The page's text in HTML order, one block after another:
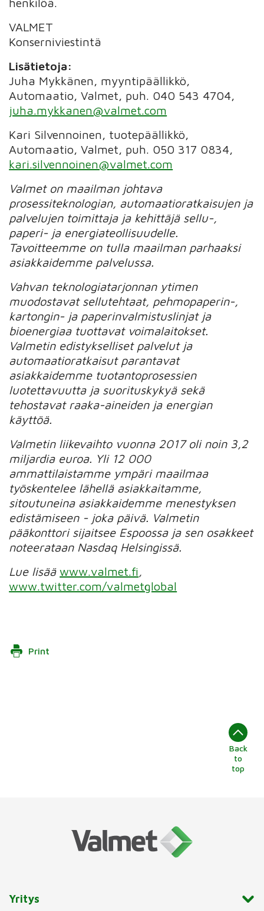
VALMET
Konserniviestintä
Lisätietoja:
Juha Mykkänen, myyntipäällikkö,
Automaatio, Valmet, puh. 040 543 4704,
juha.mykkanen@valmet.com
Kari Silvennoinen, tuotepäällikkö,
Automaatio, Valmet, puh. 050 317 0834,
kari.silvennoinen@valmet.com
Valmet on maailman johtava
prosessiteknologian, automaatioratkaisujen ja
palvelujen toimittaja ja kehittäjä sellu-,
paperi- ja energiateollisuudelle.
Tavoitteemme on tulla maailman parhaaksi
asiakkaidemme palvelussa.
Vahvan teknologiatarjonnan ytimen
muodostavat sellutehtaat, pehmopaperin-,
kartongin- ja paperinvalmistuslinjat ja
bioenergiaa tuottavat voimalaitokset.
Valmetin edistykselliset palvelut ja
automaatioratkaisut parantavat
asiakkaidemme tuotantoprosessien
luotettavuutta ja suorituskykyä sekä
tehostavat raaka-aineiden ja energian
käyttöä.
Valmetin liikevaihto vuonna 2017 oli noin 3,2
miljardia euroa. Yli 12 000
ammattilaistamme ympäri maailmaa
työskentelee lähellä asiakkaitamme,
sitoutuneina asiakkaidemme menestyksen
edistämiseen - joka päivä. Valmetin
pääkonttori sijaitsee Espoossa ja sen osakkeet
noteerataan Nasdaq Helsingissä.
Lue lisääwww.valmet.fi
www.twitter.com/valmetglobal
Print
Back
to
top
Yritys